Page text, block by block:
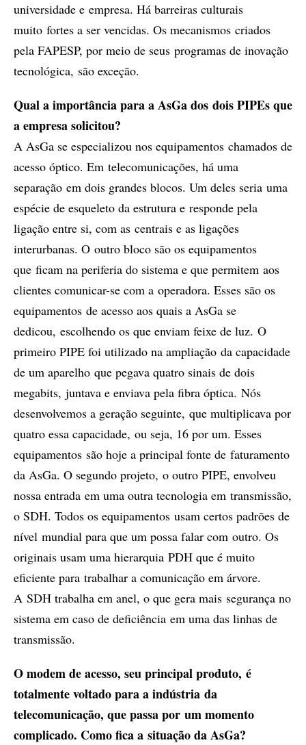
universidade e empresa. Há barreiras culturais
muito fortes a ser vencidas. Os mecanismos criados
pela FAPESP, por meio de seus programas de inovação
tecnológica, são exceção.
Qual a importância para a AsGa dos dois PIPEs que
a empresa solicitou?
A AsGa se especializou nos equipamentos chamados de
acesso óptico. Em telecomunicações, há uma
separação em dois grandes blocos. Um deles seria uma
espécie de esqueleto da estrutura e responde pela
ligação entre si, com as centrais e as ligações
interurbanas. O outro bloco são os equipamentos
que ficam na periferia do sistema e que permitem aos
clientes comunicar-se com a operadora. Esses são os
equipamentos de acesso aos quais a AsGa se
dedicou, escolhendo os que enviam feixe de luz. O
primeiro PIPE foi utilizado na ampliação da capacidade
de um aparelho que pegava quatro sinais de dois
megabits, juntava e enviava pela fibra óptica. Nós
desenvolvemos a geração seguinte, que multiplicava por
quatro essa capacidade, ou seja, 16 por um. Esses
equipamentos são hoje a principal fonte de faturamento
da AsGa. O segundo projeto, o outro PIPE, envolveu
nossa entrada em uma outra tecnologia em transmissão,
o SDH. Todos os equipamentos usam certos padrões de
nível mundial para que um possa falar com outro. Os
originais usam uma hierarquia PDH que é muito
eficiente para trabalhar a comunicação em árvore.
A SDH trabalha em anel, o que gera mais segurança no
sistema em caso de deficiência em uma das linhas de
transmissão.
O modem de acesso, seu principal produto, é
totalmente voltado para a indústria da
telecomunicação, que passa por um momento
complicado. Como fica a situação da AsGa?